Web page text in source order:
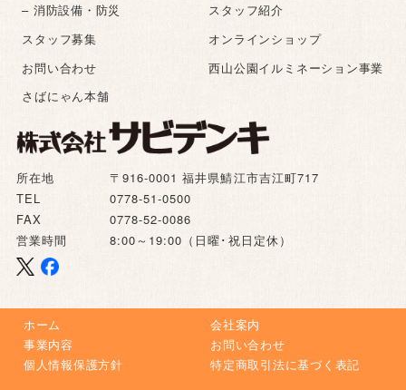
所在地
〒916-0001 福井県鯖江市吉江町717
TEL
0778-51-0500
FAX
0778-52-0086
営業時間
8:00～19:00（日曜･祝日定休）
– 消防設備・防災
スタッフ紹介
スタッフ募集
オンラインショップ
お問い合わせ
西山公園イルミネーション事業
さばにゃん本舗
ホーム
会社案内
事業内容
お問い合わせ
個人情報保護方針
特定商取引法に基づく表記